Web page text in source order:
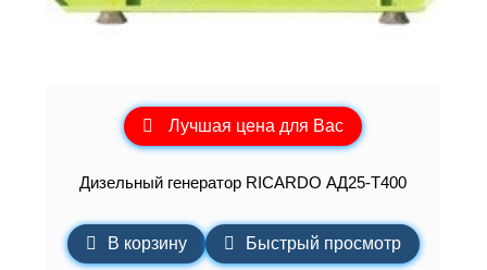
Лучшая цена для Вас
Дизельный генератор RICARDO АД25-Т400
В корзину Быстрый просмотр